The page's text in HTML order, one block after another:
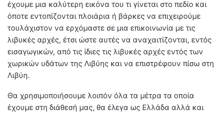
έχουμε μια καλύτερη εικόνα του τι γίνεται στο πεδίο και
όποτε εντοπίζονται πλοιάρια ή βάρκες να επιχειρούμε
τουλάχιστον να ερχόμαστε σε μια επικοινωνία με τις
λιβυκές αρχές, έτσι ώστε αυτές να αναχαιτίζονται, εντός
εισαγωγικών, από τις ίδιες τις λιβυκές αρχές εντός των
χωρικών υδάτων της Λιβύης και να επιστρέφουν πίσω στη
Λιβύη.
Θα χρησιμοποιήσουμε λοιπόν όλα τα μέτρα τα οποία
έχουμε στη διάθεσή μας, θα έλεγα ως Ελλάδα αλλά και